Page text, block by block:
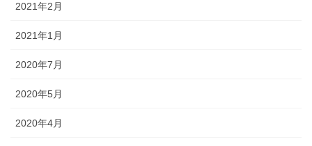
2021年2月
2021年1月
2020年7月
2020年5月
2020年4月